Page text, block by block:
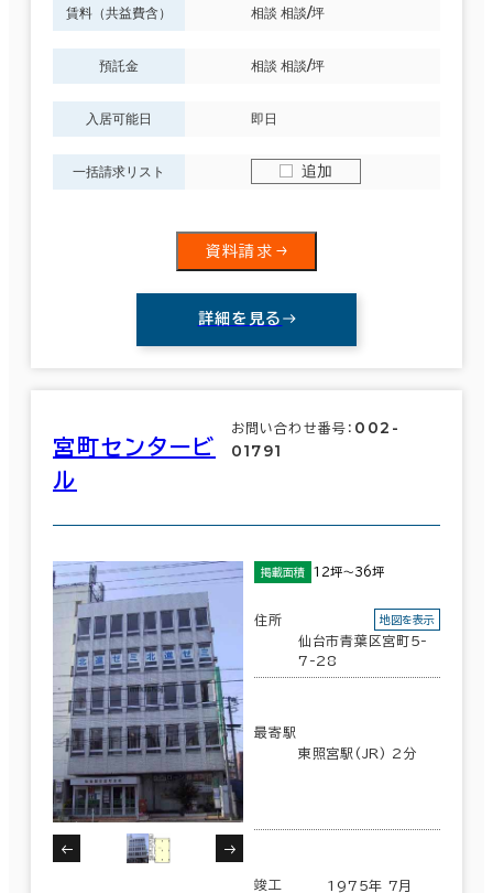
賃料（共益費含） 相談 相談/坪
預託金 相談 相談/坪
入居可能日 即日
一括請求リスト 追加
資料請求
詳細を見る
宮町センタービ
ル
お問い合わせ番号： 002-
01791
掲載面積 12坪～36坪
住所
仙台市青葉区宮町5-
7-28
地図を表示
最寄駅
東照宮駅(JR) 2分
竣工 1975年 7月
太白区
該当数 29室
この条件で検索する
築年数
階数
制震・免震構造
駐車場設備あり
1フロア面積100坪以上
該当数
29室(9棟)